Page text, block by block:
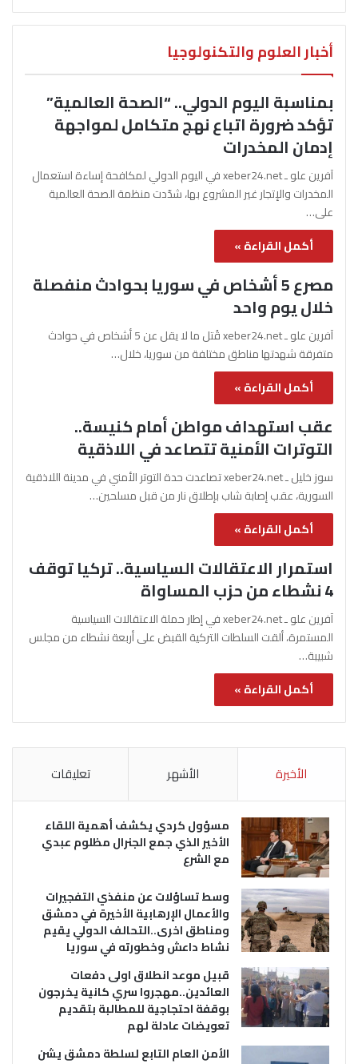
أخبار العلوم والتكنولوجيا
بمناسبة اليوم الدولي.. “الصحة العالمية”
تؤكد ضرورة اتباع نهج متكامل لمواجهة
إدمان المخدرات
آفرين علو ـ xeber24.net في اليوم الدولي لمكافحة إساءة استعمال
المخدرات والإتجار غير المشروع بها، شدّدت منظمة الصحة العالمية
على…
أكمل القراءة »
مصرع 5 أشخاص في سوريا بحوادث منفصلة
خلال يوم واحد
آفرين علو ـ xeber24.net قُتل ما لا يقل عن 5 أشخاص في حوادث
متفرقة شهدتها مناطق مختلفة من سوريا، خلال…
أكمل القراءة »
عقب استهداف مواطن أمام كنيسة..
التوترات الأمنية تتصاعد في اللاذقية
سوز خليل ـ xeber24.net تصاعدت حدة التوتر الأمني في مدينة اللاذقية
السورية، عقب إصابة شاب بإطلاق نار من قبل مسلحين…
أكمل القراءة »
استمرار الاعتقالات السياسية.. تركيا توقف
4 نشطاء من حزب المساواة
آفرين علو ـ xeber24.net في إطار حملة الاعتقالات السياسية
المستمرة، ألقت السلطات التركية القبض على أربعة نشطاء من مجلس
شبيبة…
أكمل القراءة »
الأخيرة الأشهر تعليقات
مسؤول كردي يكشف أهمية اللقاء
الأخير الذي جمع الجنرال مظلوم عبدي
مع الشرع
وسط تساؤلات عن منفذي التفجيرات
والأعمال الإرهابية الأخيرة في دمشق
ومناطق اخرى..التحالف الدولي يقيم
نشاط داعش وخطورته في سوريا
قبيل موعد انطلاق اولى دفعات
العائدين..مهجروا سري كانية يخرجون
بوقفة احتجاجية للمطالبة بتقديم
تعويضات عادلة لهم
الأمن العام التابع لسلطة دمشق يشن